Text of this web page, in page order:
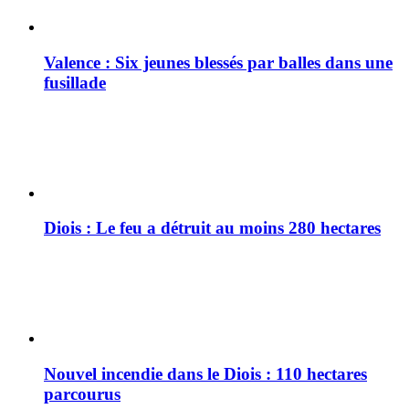
Valence : Six jeunes blessés par balles dans une
fusillade
Diois : Le feu a détruit au moins 280 hectares
Nouvel incendie dans le Diois : 110 hectares
parcourus